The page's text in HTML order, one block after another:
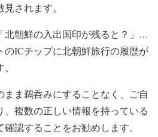
されます。
朝鮮の入出国印が残ると？」…
のICチップに北朝鮮旅行の履歴が
ま鵜呑みにすることなく、ご自
複数の正しい情報を持っている
認することをお勧めします。